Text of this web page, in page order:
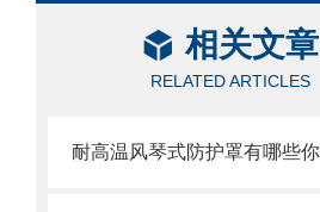
相关文章
RELATED ARTICLES